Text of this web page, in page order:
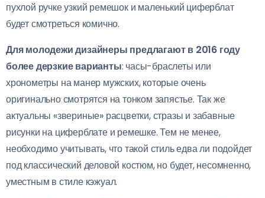
пухлой ручке узкий ремешок и маленький циферблат
будет смотреться комично.
Для молодежи дизайнеры предлагают в 2016 году
более дерзкие варианты: часы-браслеты или
хронометры на манер мужских, которые очень
оригинально смотрятся на тонком запястье. Так же
актуальны «звериные» расцветки, стразы и забавные
рисунки на циферблате и ремешке. Тем не менее,
необходимо учитывать, что такой стиль едва ли подойдет
под классический деловой костюм, но будет, несомненно,
уместным в стиле кэжуал.